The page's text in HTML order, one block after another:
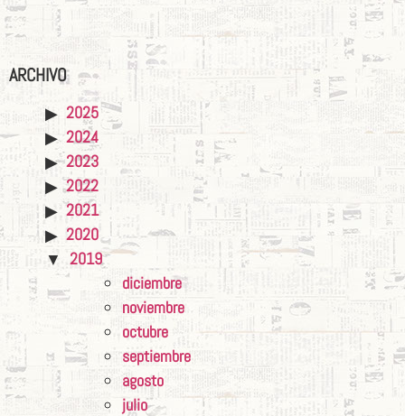
ARCHIVO
2025
2024
2023
2022
2021
2020
2019
diciembre
noviembre
octubre
septiembre
agosto
julio